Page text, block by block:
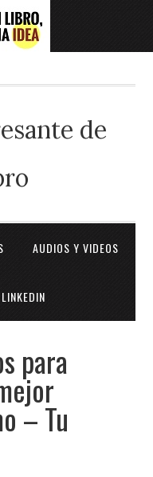
de
AUDIOS Y VIDEOS
LINKEDIN
para
– Tu